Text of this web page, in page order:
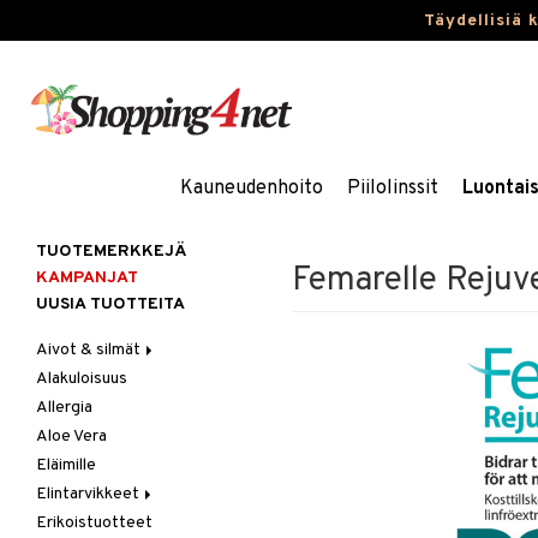
Täydellisiä
Kauneudenhoito Piilolinssit
Femarelle
TUOTEMERKKEJÄ
KAMPANJAT
UUSIA TUOTTEITA
Aivot & silmät
Muisti
Rasvahapot
Silmät
Alakuloisuus
Allergia
Aloe Vera
Eläimille
Elintarvikkeet
Hedelmät & pähkinät
Erikoistuotteet